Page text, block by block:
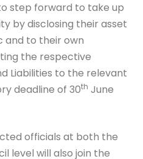
step forward to take up
by disclosing their asset
and to their own
the respective
Liabilities to the relevant
deadline of 30th June
officials at both the
level will also join the